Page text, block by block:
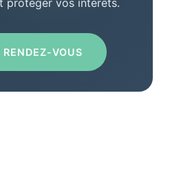
protéger vos intérêts.
RENDEZ-VOUS